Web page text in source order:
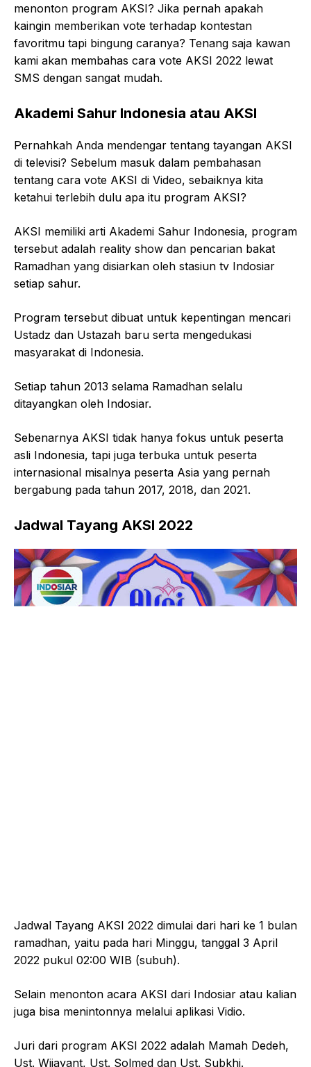
menonton program AKSI? Jika pernah apakah
kaingin memberikan vote terhadap kontestan
favoritmu tapi bingung caranya? Tenang saja kawan
kami akan membahas cara vote AKSI 2022 lewat
SMS dengan sangat mudah.
Akademi Sahur Indonesia atau AKSI
Pernahkah Anda mendengar tentang tayangan AKSI
di televisi? Sebelum masuk dalam pembahasan
tentang cara vote AKSI di Video, sebaiknya kita
ketahui terlebih dulu apa itu program AKSI?
AKSI memiliki arti Akademi Sahur Indonesia, program
tersebut adalah reality show dan pencarian bakat
Ramadhan yang disiarkan oleh stasiun tv Indosiar
setiap sahur.
Program tersebut dibuat untuk kepentingan mencari
Ustadz dan Ustazah baru serta mengedukasi
masyarakat di Indonesia.
Setiap tahun 2013 selama Ramadhan selalu
ditayangkan oleh Indosiar.
Sebenarnya AKSI tidak hanya fokus untuk peserta
asli Indonesia, tapi juga terbuka untuk peserta
internasional misalnya peserta Asia yang pernah
bergabung pada tahun 2017, 2018, dan 2021.
Jadwal Tayang AKSI 2022
Jadwal Tayang AKSI 2022 dimulai dari hari ke 1 bulan
ramadhan, yaitu pada hari Minggu, tanggal 3 April
2022 pukul 02:00 WIB (subuh).
Selain menonton acara AKSI dari Indosiar atau kalian
juga bisa menintonnya melalui aplikasi Vidio.
Juri dari program AKSI 2022 adalah Mamah Dedeh,
Ust. Wijayant, Ust. Solmed dan Ust. Subkhi.